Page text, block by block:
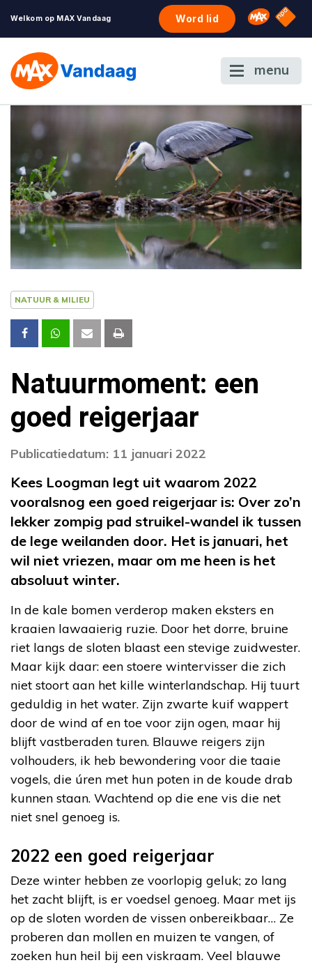
Welkom op MAX Vandaag Word lid Omroep
NPO
menu
NATUUR & MILIEU
Natuurmoment: een
goed reigerjaar
Publicatiedatum: 11 januari 2022
Kees Loogman legt uit waarom 2022
vooralsnog een goed reigerjaar is: Over zo’n
lekker zompig pad struikel-wandel ik tussen
de lege weilanden door. Het is januari, het
wil niet vriezen, maar om me heen is het
absoluut winter.
In de kale bomen verderop maken eksters en
kraaien lawaaierig ruzie. Door het dorre, bruine
riet langs de sloten blaast een stevige zuidwester.
Maar kijk daar: een stoere wintervisser die zich
niet stoort aan het kille winterlandschap. Hij tuurt
geduldig in het water. Zijn zwarte kuif wappert
door de wind af en toe voor zijn ogen, maar hij
blijft vastberaden turen. Blauwe reigers zijn
volhouders, ik heb bewondering voor die taaie
vogels, die úren met hun poten in de koude drab
kunnen staan. Wachtend op die ene vis die net
niet snel genoeg is.
2022 een goed reigerjaar
Deze winter hebben ze voorlopig geluk; zo lang
het zacht blijft, is er voedsel genoeg. Maar met ijs
op de sloten worden de vissen onbereikbaar… Ze
proberen dan mollen en muizen te vangen, of
zoeken hun heil bij een viskraam. Veel blauwe